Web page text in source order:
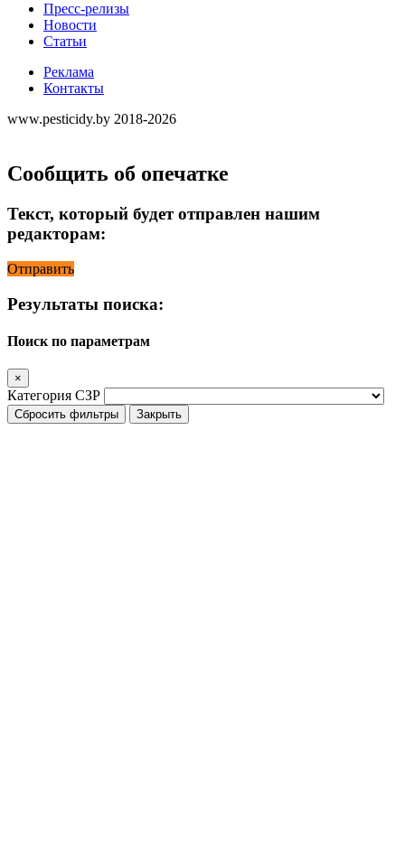
Пресс-релизы
Новости
Статьи
Реклама
Контакты
www.pesticidy.by 2018-2026
Сообщить об опечатке
Текст, который будет отправлен нашим
редакторам:
Отправить
Результаты поиска:
Поиск по параметрам
×
Категория СЗР
Сбросить фильтры Закрыть